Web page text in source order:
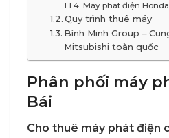
Máy phát điện Honda
Quy trình thuê máy
Bình Minh Group –
Mitsubishi toàn quốc
Phân phối máy
Bái
Cho thuê máy phát điện